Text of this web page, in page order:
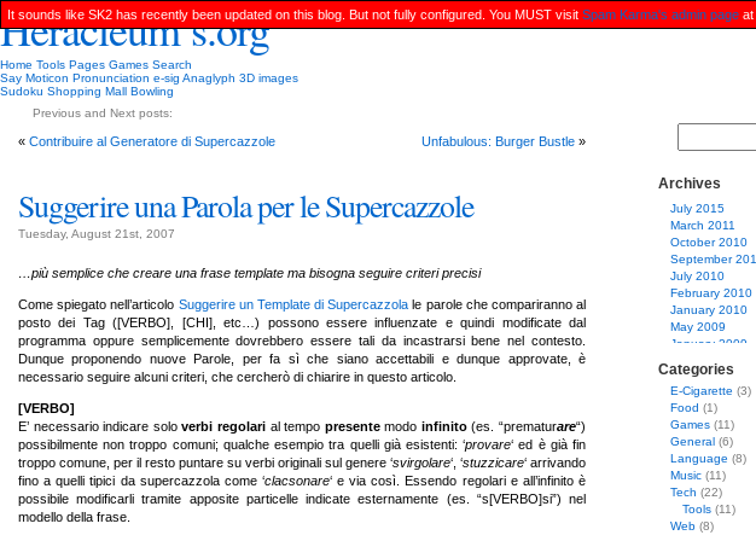
Heracleum’s.org
Home Tools Pages Games Search
Say Moticon Pronunciation e-sig Anaglyph 3D images
Sudoku Shopping Mall Bowling
Previous and Next posts:
« Contribuire al Generatore di Supercazzole Unfabulous: Burger Bustle »
Suggerire una Parola per le Supercazzole
Tuesday, August 21st, 2007
…più semplice che creare una frase template ma bisogna seguire criteri precisi
Come spiegato nell’articolo Suggerire un Template di Supercazzola le parole che compariranno al
posto dei Tag ([VERBO], [CHI], etc…) possono essere influenzate e quindi modificate dal
programma oppure semplicemente dovrebbero essere tali da incastrarsi bene nel contesto.
Dunque proponendo nuove Parole, per fa sì che siano accettabili e dunque approvate, è
necessario seguire alcuni criteri, che cercherò di chiarire in questo articolo.
[VERBO]
E’ necessario indicare soloverbi regolarial tempo presentemodo infinito(es. “prematurare“)
possibilmente non troppo comuni; qualche esempio tra quelli già esistenti: ‘provare‘ ed è già fin
troppo comune, per il resto puntare su verbi originali sul genere ‘svirgolare‘, ‘stuzzicare‘ arrivando
fino a quelli tipici da supercazzola come ‘clacsonare‘ e via così. Essendo regolari e all’infinito è
possibile modificarli tramite apposite particelle indicate esternamente (es. “s[VERBO]si”) nel
modello della frase.
It sounds like SK2 has recently been updated on this blog. But not fully configured. You MUST visit Spam Karma's admin page at
Archives
July 2015
March 2011
October 2010
September
July 2010
February 2010
January 2010
May 2009
January 2009
April 2008
March 2008
February 2008
January 2008
December 2007
November 2007
October 2007
August 2007
July 2007
June 2007
Categories
E-Cigarette (3)
Food (1)
Games (11)
General (6)
Language (8)
Music (11)
Tech (22)
Tools (11)
Web (8)